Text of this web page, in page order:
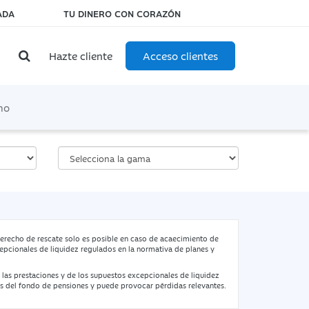
TU DINERO CON CORAZÓN
Hazte cliente Acceso clientes
de rescate solo es posible en caso de acaecimiento de
de liquidez regulados en la normativa de planes y
prestaciones y de los supuestos excepcionales de liquidez
fondo de pensiones y puede provocar pérdidas relevantes.